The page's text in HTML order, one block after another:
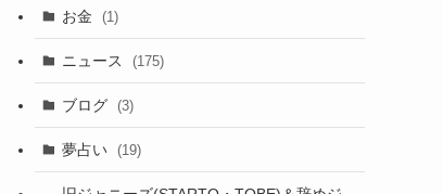
お金 (1)
ニュース (175)
ブログ (3)
夢占い (19)